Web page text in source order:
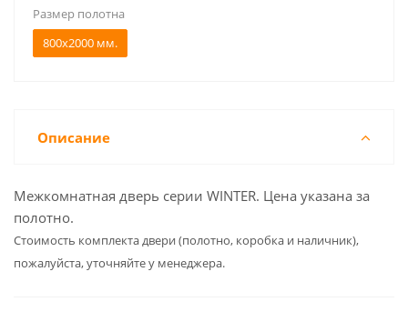
Размер полотна
800x2000 мм.
Описание
Межкомнатная дверь серии WINTER. Цена указана за
полотно.
Cтоимость комплекта двери (полотно, коробка и наличник),
пожалуйста, уточняйте у менеджера.